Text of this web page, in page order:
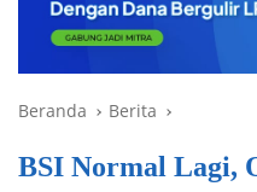
Beranda Berita
BSI Normal Lagi,